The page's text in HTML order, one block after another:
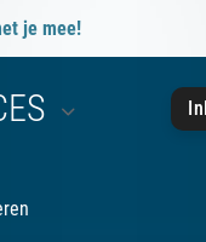
je mee!